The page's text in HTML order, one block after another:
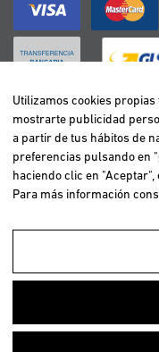
Utilizamos cookies
navegación de los
ellas. Para más
Utilizamos cookies
mostrarte publicidad
a partir de tus hábitos de
preferencias pulsando en
haciendo clic en
Para más información